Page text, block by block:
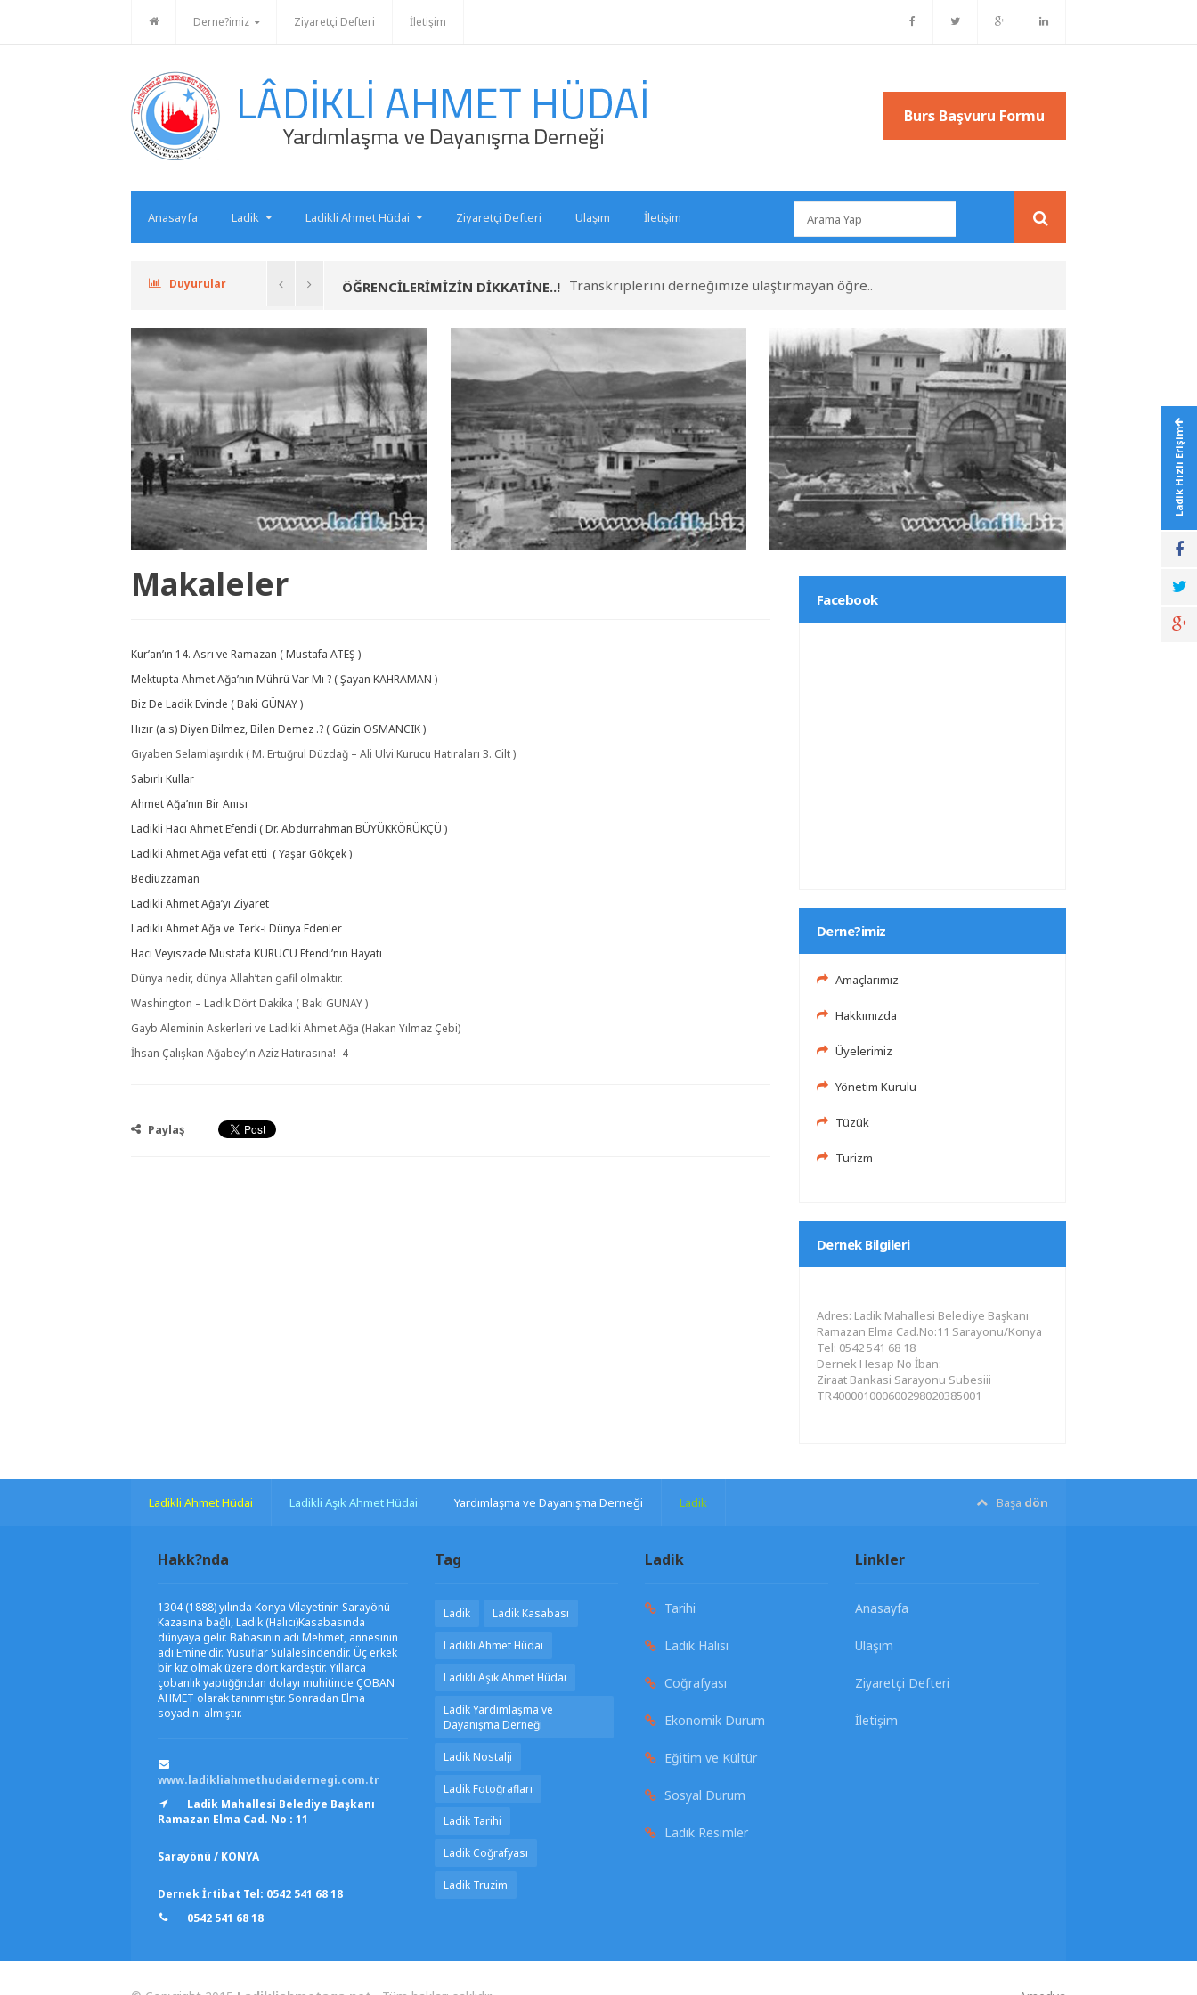
Ladik Hızlı Erişim
Derne?imiz Ziyaretçi Defteri İletişim
Burs Başvuru Formu
Anasayfa Ladik Ladikli Ahmet Hüdai Ziyaretçi Defteri Ulaşım İletişim
Duyurular
Derneğimiz Ladikli ihtiyaç sahibi öğr.. ÖĞRENCİLERİMİZİN DİKKATİNE..! Transkriplerini derneğimize ulaştırmayan öğre..
Ladik Foto Galeri Ladik Foto Galeri Ladik Foto Galeri
Makaleler
Kur’an’ın 14. Asrı ve Ramazan ( Mustafa ATEŞ )
Mektupta Ahmet Ağa’nın Mührü Var Mı ? ( Şayan KAHRAMAN )
Biz De Ladik Evinde ( Baki GÜNAY )
Hızır (a.s) Diyen Bilmez, Bilen Demez .? ( Güzin OSMANCIK )
Gıyaben Selamlaşırdık ( M. Ertuğrul Düzdağ – Ali Ulvi Kurucu Hatıraları 3. Cilt )
Sabırlı Kullar
Ahmet Ağa’nın Bir Anısı
Ladikli Hacı Ahmet Efendi ( Dr. Abdurrahman BÜYÜKKÖRÜKÇÜ )
Ladikli Ahmet Ağa vefat etti ( Yaşar Gökçek )
Bediüzzaman
Ladikli Ahmet Ağa’yı Ziyaret
Ladikli Ahmet Ağa ve Terk-i Dünya Edenler
Hacı Veyiszade Mustafa KURUCU Efendi’nin Hayatı
Dünya nedir, dünya Allah’tan gafil olmaktır.
Washington – Ladik Dört Dakika ( Baki GÜNAY )
Gayb Aleminin Askerleri ve Ladikli Ahmet Ağa (Hakan Yılmaz Çebi)
İhsan Çalışkan Ağabey’in Aziz Hatırasına! -4
Paylaş
Facebook
Derne?imiz
Amaçlarımız
Hakkımızda
Üyelerimiz
Yönetim Kurulu
Tüzük
Turizm
Dernek Bilgileri
Adres: Ladik Mahallesi Belediye Başkanı
Ramazan Elma Cad.No:11 Sarayonu/Konya
Tel: 0542 541 68 18
Dernek Hesap No İban:
Ziraat Bankasi Sarayonu Subesiii
TR400001000600298020385001
Başa dön
Ladikli Ahmet Hüdai Ladikli Aşık Ahmet Hüdai Yardımlaşma ve Dayanışma Derneği Ladik
Hakk?nda
1304 (1888) yılında Konya Vilayetinin Sarayönü
Kazasına bağlı, Ladik (Halıcı)Kasabasında
dünyaya gelir. Babasının adı Mehmet, annesinin
adı Emine'dir. Yusuflar Sülalesindendir. Üç erkek
bir kız olmak üzere dört kardeştir. Yıllarca
çobanlık yaptığğndan dolayı muhitinde ÇOBAN
AHMET olarak tanınmıştır. Sonradan Elma
soyadını almıştır.
www.ladikliahmethudaidernegi.com.tr
Ladik Mahallesi Belediye Başkanı
Ramazan Elma Cad. No : 11
Sarayönü / KONYA
Dernek İrtibat Tel: 0542 541 68 18
0542 541 68 18
Tag
Ladik Ladik Kasabası
Ladikli Ahmet Hüdai
Ladikli Aşık Ahmet Hüdai
Ladik Yardımlaşma ve
Dayanışma Derneği
Ladik Nostalji
Ladik Fotoğrafları
Ladik Tarihi
Ladik Coğrafyası
Ladik Truzim
Ladik
Tarihi
Ladik Halısı
Coğrafyası
Ekonomik Durum
Eğitim ve Kültür
Sosyal Durum
Ladik Resimler
Linkler
Anasayfa
Ulaşım
Ziyaretçi Defteri
İletişim